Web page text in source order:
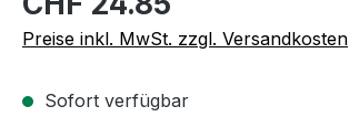
Preise inkl. MwSt. zzgl. Versandkosten
Sofort verfügbar